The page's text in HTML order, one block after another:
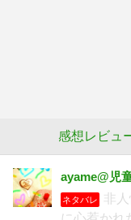
感想レビュ
ayame@児
ネタバレ
非